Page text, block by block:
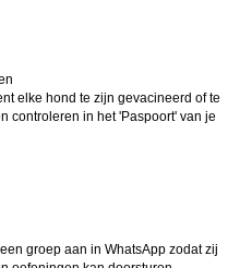
elke hond te zijn gevacineerd of te
controleren in het 'Paspoort' van je
groep aan in WhatsApp zodat zij